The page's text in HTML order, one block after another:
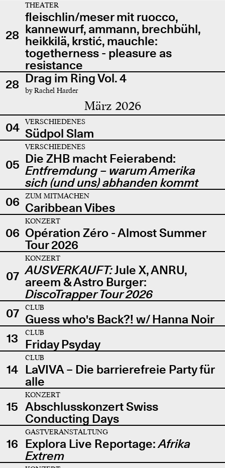
28
THEATER
fleischlin/meser mit ruocco,
kannewurf, ammann, brechbühl,
heikkilä, krstić, mauchle:
togetherness - pleasure as
resistance
28 Drag im Ring Vol. 4
by Rachel Harder
März 2026
04 VERSCHIEDENES
Südpol Slam
05
VERSCHIEDENES
Die ZHB macht Feierabend:
Entfremdung – warum Amerika
sich (und uns) abhanden kommt
06
ZUM MITMACHEN
Caribbean Vibes
06
KONZERT
Opération Zéro - Almost Summer
Tour 2026
07
KONZERT
AUSVERKAUFT:Jule X, ANRU,
areem & Astro Burger:
DiscoTrapper Tour 2026
07
CLUB
Guess who's Back?! w/ Hanna Noir
13
CLUB
Friday Psyday
14
CLUB
LaVIVA – Die barrierefreie Party für
alle
15
KONZERT
Abschlusskonzert Swiss
Conducting Days
16
GASTVERANSTALTUNG
Explora Live Reportage:Afrika
Extrem